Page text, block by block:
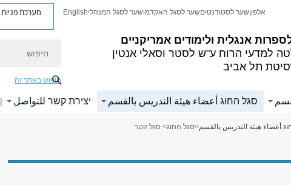
אנגלית ולימודים אמריקניים
למדעי הרוח ע"ש לסטר וסאלי אנטין
תל אביב
אלפוןשער לסטודנטיםשער לסגל האקדמישער לסגל המנהליEnglish מערכת פניות
חיפוש באתר זה
סגל החוג أعضاء هيئة التدريس بالقسم יצירת קשר للتواصل |
أعضاء هيئة التدريس بالقسم>סגל החוג> סגל זוטר